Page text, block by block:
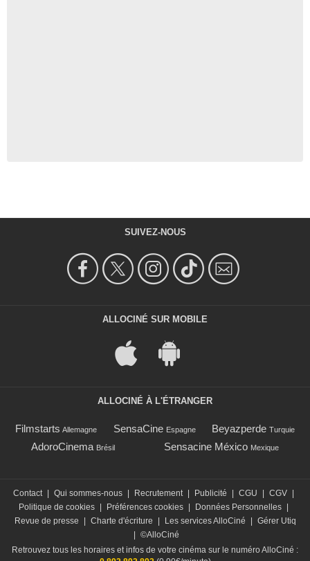
SUIVEZ-NOUS
ALLOCINÉ SUR MOBILE
ALLOCINÉ À L'ÉTRANGER
Filmstarts Allemagne SensaCine Espagne Beyazperde Turquie
AdoroCinema Brésil Sensacine México Mexique
Contact Qui sommes-nous Recrutement Publicité CGU CGV
Politique de cookies
Préférences cookies Données Personnelles
Revue de presse
Charte d'écriture Les services AlloCiné
Gérer Utiq
©AlloCiné
Retrouvez tous les horaires et infos de votre cinéma sur le numéro AlloCiné :